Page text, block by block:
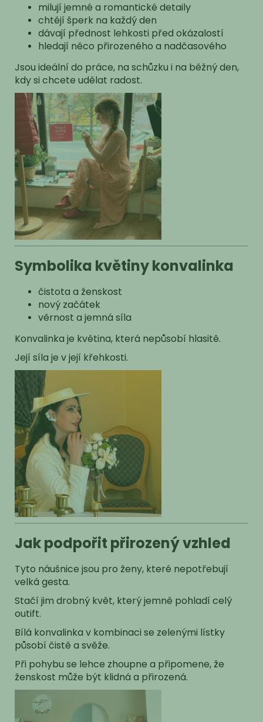
milují jemné a romantické detaily
chtějí šperk na každý den
dávají přednost lehkosti před okázalostí
hledají něco přirozeného a nadčasového
Jsou ideální do práce, na schůzku i na běžný den,
kdy si chcete udělat radost.
Symbolika květiny konvalinka
čistota a ženskost
nový začátek
věrnost a jemná síla
Konvalinka je květina, která nepůsobí hlasitě.
Její síla je v její křehkosti.
Jak podpořit přirozený vzhled
Tyto náušnice jsou pro ženy, které nepotřebují
velká gesta.
Stačí jim drobný květ, který jemně pohladí celý
outift.
Bílá konvalinka v kombinaci se zelenými lístky
působí čistě a svěže.
Při pohybu se lehce zhoupne a připomene, že
ženskost může být klidná a přirozená.